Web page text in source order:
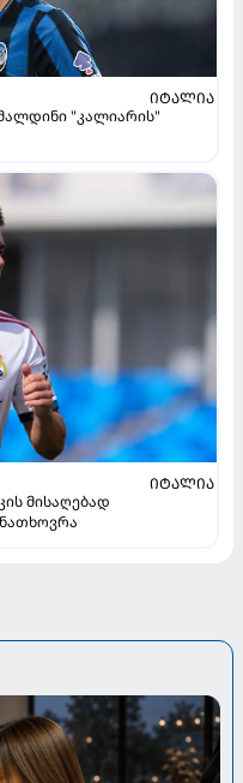
ᲘᲢᲐᲚᲘᲐ
"კალიარის"
ᲘᲢᲐᲚᲘᲐ
მისაღებად